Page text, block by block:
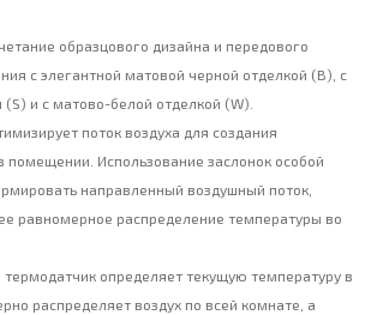
образцового дизайна и передового
с элегантной матовой черной отделкой (B), с
(S) и с матово-белой отделкой (W).
поток воздуха для создания
помещении. Использование заслонок особой
направленный воздушный поток,
равномерное распределение температуры во
термодатчик определяет текущую температуру в
распределяет воздух по всей комнате, а